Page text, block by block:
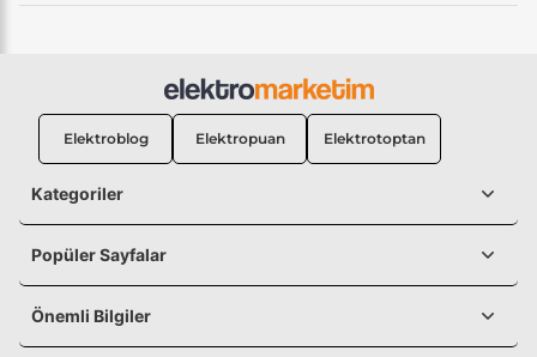
Elektroblog Elektropuan Elektrotoptan
Kategoriler
Popüler Sayfalar
Önemli Bilgiler